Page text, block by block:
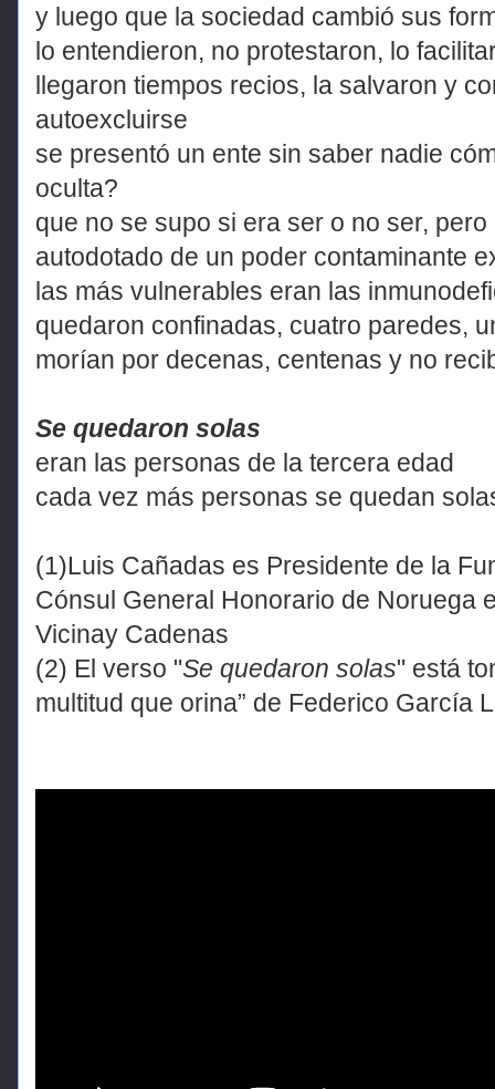
y luego que la sociedad cambió sus
lo entendieron, no protestaron, lo
llegaron tiempos recios, la salvaron y
autoexcluirse
se presentó un ente sin saber nadie
oculta?
que no se supo si era ser o no ser, pero
autodotado de un poder contaminante
las más vulnerables eran las
quedaron confinadas, cuatro paredes,
morían por decenas, centenas y no
Se quedaron solas
eran las personas de la tercera edad
cada vez más personas se quedan
(1)Luis Cañadas es Presidente de la
Cónsul General Honorario de Noruega
Vicinay Cadenas
(2) El verso "Se quedaron solas" está
multitud que orina” de Federico García